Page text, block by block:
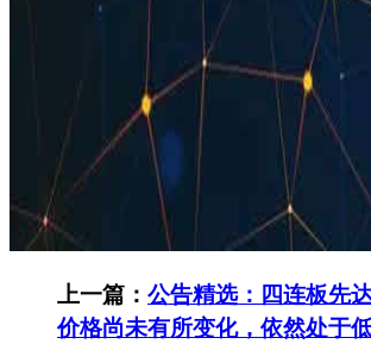
上一篇： 公告精选：四连板先
价格尚未有所变化，依然处于